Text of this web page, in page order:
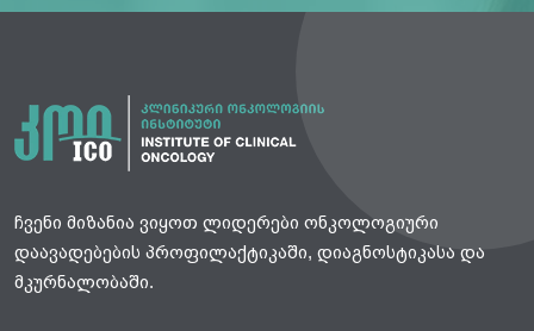
ჩვენი მიზანია ვიყოთ ლიდერები ონკოლოგიური
დაავადებების პროფილაქტიკაში, დიაგნოსტიკასა და
მკურნალობაში.